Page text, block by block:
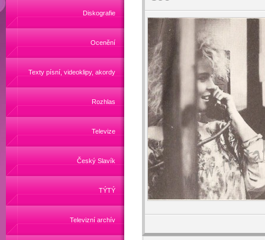
Diskografie
Ocenění
Texty písní, videoklipy, akordy
Rozhlas
Televize
Český Slavík
TÝTÝ
Televizní archív